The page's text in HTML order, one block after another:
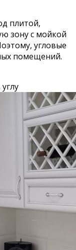
плитой,
зону с мойкой
угловые
помещений.